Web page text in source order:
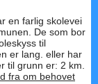
en farlig skolevei
De som bor
til
er lang. eller har
til grunn er: 2 km.
fra om behovet